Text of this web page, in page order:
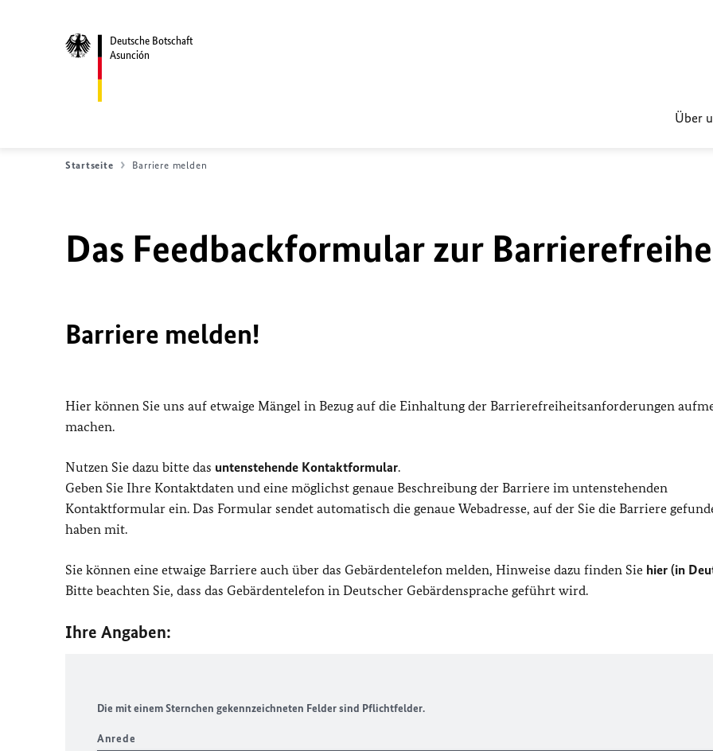
Deutsche Botschaft
Asunción
Über
Startseite Barriere melden
Das Feedbackformular zur
Barriere melden!
Hier können Sie uns auf etwaige Mängel in Bezug auf die Einhaltung der Barrierefreiheitsanforderungen
machen.
Nutzen Sie dazu bitte das untenstehende Kontaktformular.
Geben Sie Ihre Kontaktdaten und eine möglichst genaue Beschreibung der Barriere im untenstehenden
Kontaktformular ein. Das Formular sendet automatisch die genaue Webadresse, auf der Sie die Barriere
haben mit.
Sie können eine etwaige Barriere auch über das Gebärdentelefon melden, Hinweise dazu finden Sie hier (in
Bitte beachten Sie, dass das Gebärdentelefon in Deutscher Gebärdensprache geführt wird.
Ihre Angaben:
Die mit einem Sternchen gekennzeichneten Felder sind Pflichtfelder.
Anrede